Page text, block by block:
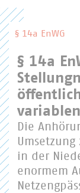
§ 14a EnWG
§ 14a
Die
in der
enormem